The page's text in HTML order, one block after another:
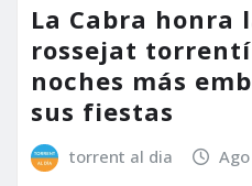
La Cabra
rossejat
noches más
sus fiestas
torrent al dia